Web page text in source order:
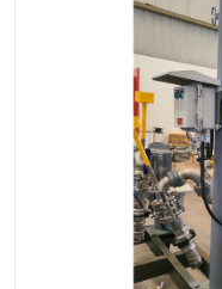
紧急脱离干式接头